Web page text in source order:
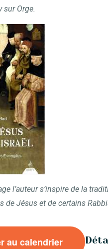
sur Orge.
l’auteur s’inspire de la
de Jésus et de certains
au calendrier